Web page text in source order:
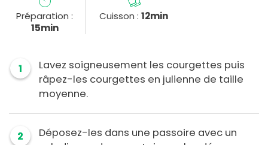
Préparation :
15min
Cuisson :12min
1
Lavez soigneusement les courgettes puis
râpez-les courgettes en julienne de taille
moyenne.
2
Déposez-les dans une passoire avec un